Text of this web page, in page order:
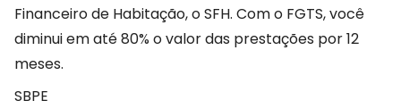
Financeiro de Habitação, o SFH. Com o FGTS, você
diminui em até 80% o valor das prestações por 12
meses.
SBPE